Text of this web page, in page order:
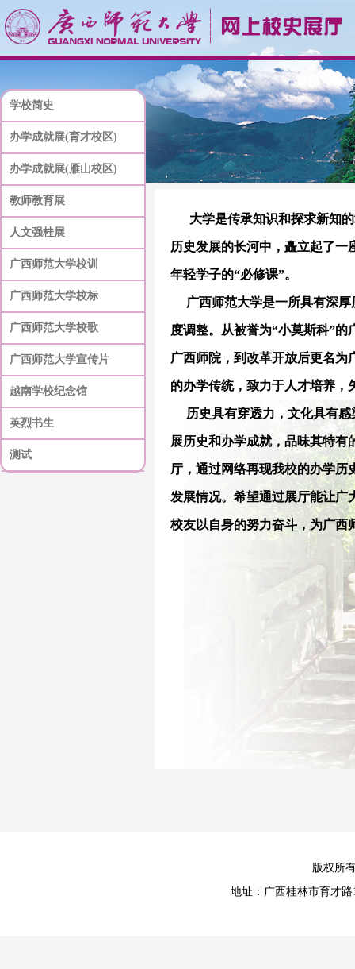
学校简史
办学成就展(育才校区)
办学成就展(雁山校区)
教师教育展
人文强桂展
广西师范大学校训
广西师范大学校标
广西师范大学校歌
广西师范大学宣传片
越南学校纪念馆
英烈书生
测试
大学是传承知识和探求新知的
历史发展的长河中，矗立起了
年轻学子的“必修课”。
广西师范大学是一所具有深厚
度调整。从被誉为“小莫斯科”
广西师院，到改革开放后更名为
的办学传统，致力于人才培养，
历史具有穿透力，文化具有感
展历史和办学成就，品味其特有
厅，通过网络再现我校的办学历
发展情况。希望通过展厅能让广
校友以自身的努力奋斗，为
版权所
地址：广西桂林市育才路